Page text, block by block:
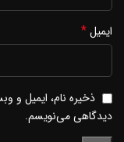
ایمیل*
ذخیره نام، ایمیل و
دیدگاهی می‌نویسم.